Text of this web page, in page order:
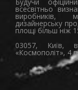
всесвітньо
виробників,
дизайнерську
площі більш ніж
03057, Київ,
«Космополіт», 4